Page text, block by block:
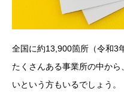
全国に約13,900箇所（令和3
たくさんある事業所の中か
いという方もいるでしょう。